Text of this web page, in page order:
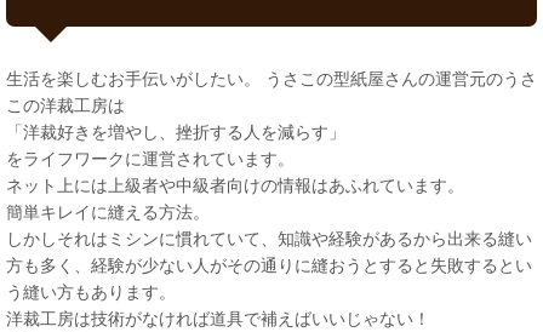
生活を楽しむお手伝いがしたい。 うさこの型紙屋さんの運営元のうさ
この洋裁工房は
「洋裁好きを増やし、挫折する人を減らす」
をライフワークに運営されています。
ネット上には上級者や中級者向けの情報はあふれています。
簡単キレイに縫える方法。
しかしそれはミシンに慣れていて、知識や経験があるから出来る縫い
方も多く、経験が少ない人がその通りに縫おうとすると失敗するとい
う縫い方もあります。
洋裁工房は技術がなければ道具で補えばいいじゃない！